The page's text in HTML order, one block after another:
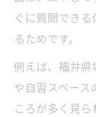
ぐに質問でき
るためです。
例えば、福井
や自習スペース
ころが多く見